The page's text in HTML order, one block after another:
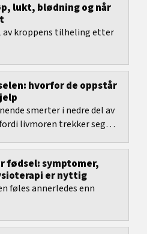
lukt, blødning og når
av kroppens tilheling etter
hvorfor de oppstår
smerter i nedre del av
livmoren trekker seg
fødsel: symptomer,
er nyttig
føles annerledes enn